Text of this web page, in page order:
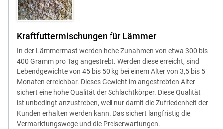
Kraftfuttermischungen für Lämmer
In der Lämmermast werden hohe Zunahmen von etwa 300 bis
400 Gramm pro Tag angestrebt. Werden diese erreicht, sind
Lebendgewichte von 45 bis 50 kg bei einem Alter von 3,5 bis 5
Monaten erreichbar. Dieses Gewicht im angestrebten Alter
sichert eine hohe Qualität der Schlachtkörper. Diese Qualität
ist unbedingt anzustreben, weil nur damit die Zufriedenheit der
Kunden erhalten werden kann. Das sichert langfristig die
Vermarktungswege und die Preiserwartungen.